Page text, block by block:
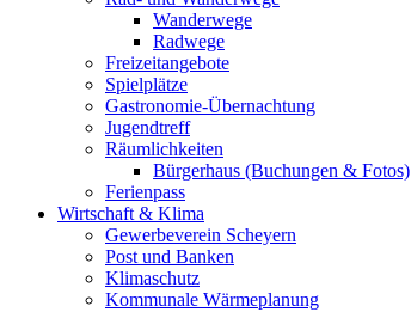
Wanderwege
Radwege
Freizeitangebote
Spielplätze
Gastronomie-Übernachtung
Jugendtreff
Räumlichkeiten
Bürgerhaus (Buchungen & Fotos)
Ferienpass
Wirtschaft & Klima
Gewerbeverein Scheyern
Post und Banken
Klimaschutz
Kommunale Wärmeplanung